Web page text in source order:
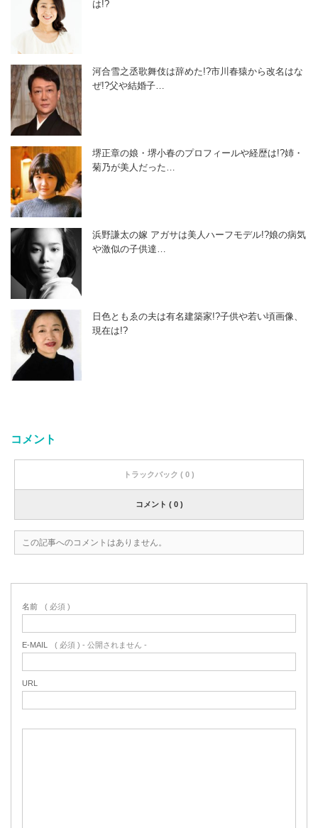
は!?
河合雪之丞歌舞伎は辞めた!?市川春猿から改名はな
ぜ!?父や結婚子…
堺正章の娘・堺小春のプロフィールや経歴は!?姉・
菊乃が美人だった…
浜野謙太の嫁 アガサは美人ハーフモデル!?娘の病気
や激似の子供達…
日色ともゑの夫は有名建築家!?子供や若い頃画像、
現在は!?
コメント
トラックバック ( 0 )
コメント ( 0 )
この記事へのコメントはありません。
名前 ( 必須 )
E-MAIL ( 必須 ) - 公開されません -
URL